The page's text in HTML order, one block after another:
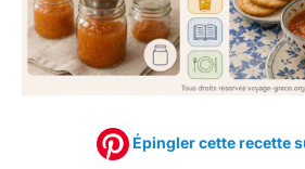
Épingler cette recette